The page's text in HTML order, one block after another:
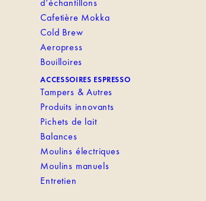
d’échantillons
Cafetière Mokka
Cold Brew
Aeropress
Bouilloires
ACCESSOIRES ESPRESSO
Tampers & Autres
Produits innovants
Pichets de lait
Balances
Moulins électriques
Moulins manuels
Entretien